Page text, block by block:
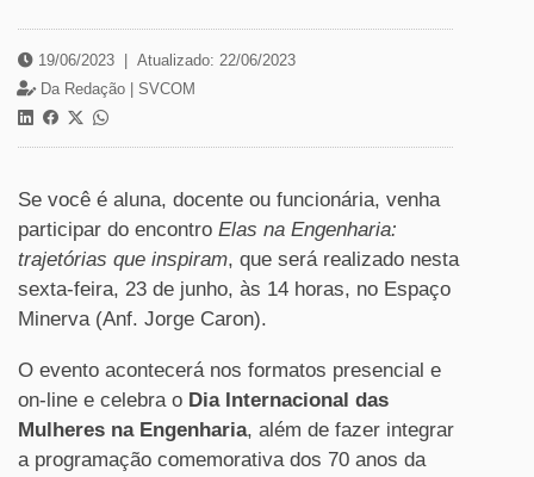
19/06/2023
Atualizado: 22/06/2023
Da Redação | SVCOM
Se você é aluna, docente ou funcionária, venha
participar do encontro Elas na Engenharia:
trajetórias que inspiram, que será realizado nesta
sexta-feira, 23 de junho, às 14 horas, no Espaço
Minerva (Anf. Jorge Caron).
O evento acontecerá nos formatos presencial e
on-line e celebra o Dia Internacional das
Mulheres na Engenharia, além de fazer integrar
a programação comemorativa dos 70 anos da